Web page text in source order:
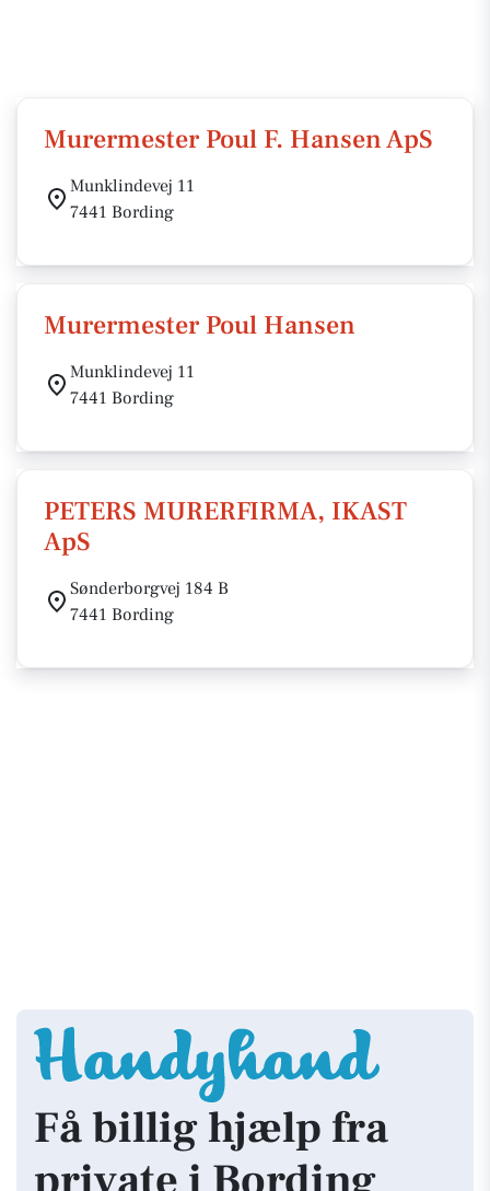
Murermester Poul F. Hansen ApS
Munklindevej 11
7441 Bording
Murermester Poul Hansen
Munklindevej 11
7441 Bording
PETERS MURERFIRMA, IKAST
ApS
Sønderborgvej 184 B
7441 Bording
Få billig hjælp fra